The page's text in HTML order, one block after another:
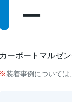
ー
カーポートマルゼ
装着事例については